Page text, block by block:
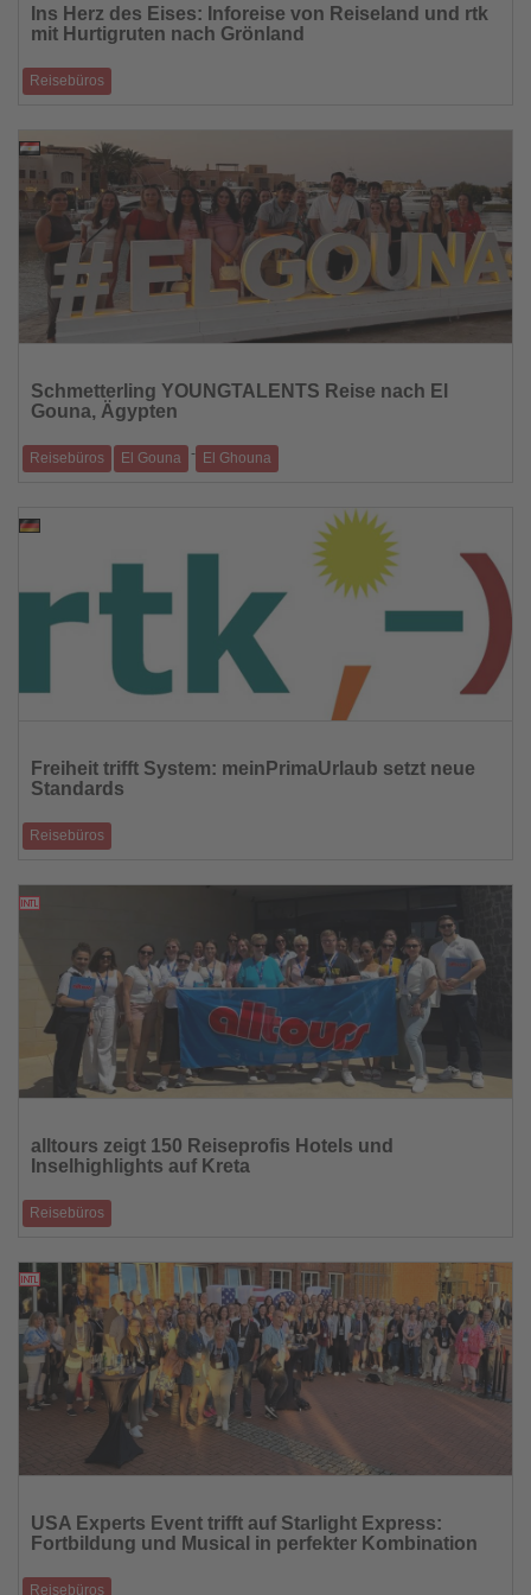
die
Nachrichten
Ins Herz des Eises: Inforeise von Reiseland und rtk
mit Hurtigruten nach Grönland
Reisebüros
Expedientinnen und Exped
die
Nachrichten
Schmetterling YOUNGTALENTS Reise nach El
Gouna, Ägypten
Reisebüros El Gouna - El Ghouna
die
Nachrichten
Freiheit trifft System: meinPrimaUrlaub setzt neue
Standards
Reisebüros
selbstständige Reiseprof
die
Nachrichten
alltours zeigt 150 Reiseprofis Hotels und
Inselhighlights auf Kreta
Reisebüros
17.07.2025
die
Nachrichten
USA Experts Event trifft auf Starlight Express:
Fortbildung und Musical in perfekter Kombination
Reisebüros